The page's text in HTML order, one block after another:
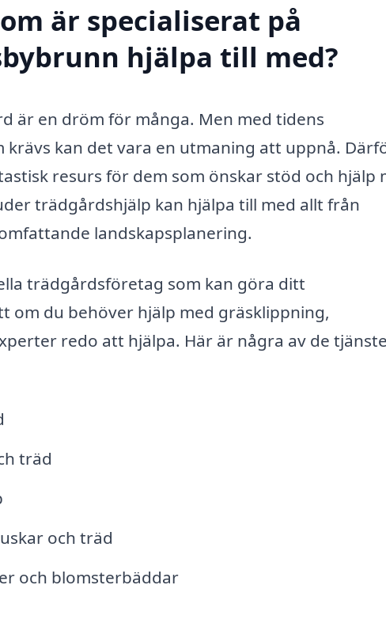
är specialiserat på
hjälpa till med?
är en dröm för många. Men med tidens
krävs kan det vara en utmaning att uppnå.
resurs för dem som önskar stöd och hjälp
trädgårdshjälp kan hjälpa till med allt från
landskapsplanering.
trädgårdsföretag som kan göra ditt
om du behöver hjälp med gräsklippning,
redo att hjälpa. Här är några av de
träd
och träd
och blomsterbäddar